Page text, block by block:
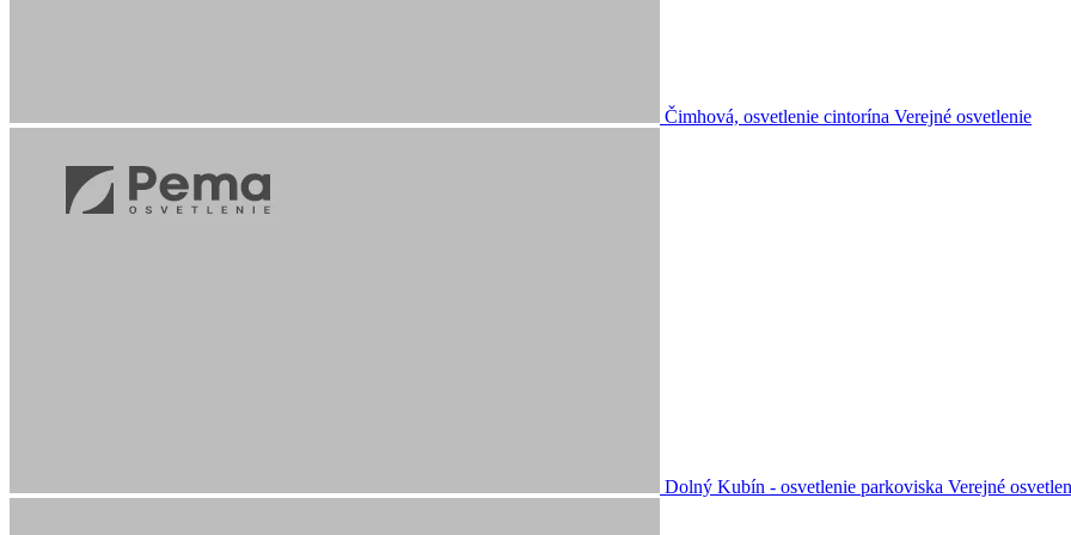
Čimhová, osvetlenie cintorína Verejné osvetlenie
Dolný Kubín - osvetlenie parkoviska Verejné